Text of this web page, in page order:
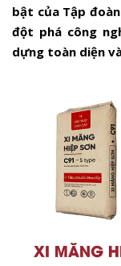
bật của Tập
đột phá công
dựng toàn diện